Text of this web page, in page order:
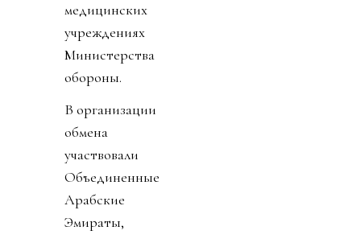
медицинских
учреждениях
Министерства
обороны.
В организации
обмена
участвовали
Объединенные
Арабские
Эмираты,